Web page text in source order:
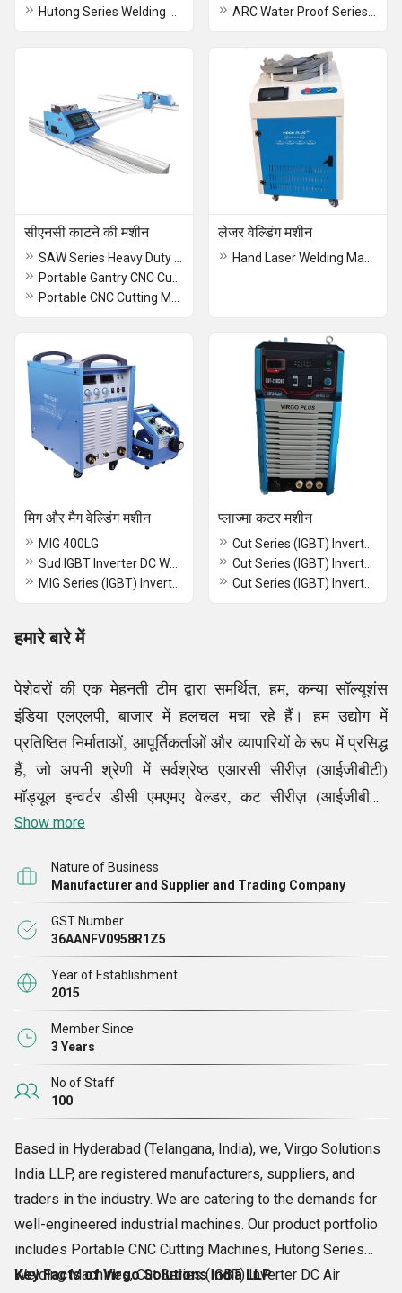
सीएनसी काटने की मशीन लेजर वेल्डिंग मशीन
मिग और मैग वेल्डिंग मशीन
MIG 400LG
प्लाज्मा कटर मशीन
हमारे बारे में
पेशेवरों की एक मेहनती टीम द्वारा समर्थित, हम, कन्या सॉल्यूशंस
इंडिया एलएलपी, बाजार में हलचल मचा रहे हैं। हम उद्योग में
प्रतिष्ठित निर्माताओं, आपूर्तिकर्ताओं और व्यापारियों के रूप में प्रसिद्ध
हैं, जो अपनी श्रेणी में सर्वश्रेष्ठ एआरसी सीरीज़ (आईजीबीटी)
मॉड्यूल इन्वर्टर डीसी एमएमए वेल्डर, कट सीरीज़ (आईजीबीटी)
इन्वर्टर डीसी एयर प्लाज्मा कटर, हटोंग सीरीज़ वेल्डिंग मशीन,
नवीनतम बाजार के रुझान और ग्राहकों की मांगों के अनुसार पूरी
तरह से डिज़ाइन किए गए, हमारे सभी उत्पाद लागत-योग्य साबित होते
हैं। उच्च टिकाऊपन, असाधारण मजबूती, शानदार कार्यक्षमता, उच्च
प्रदर्शन, और क्षरण प्रतिरोध कुछ ऐसी विशेषताएं हैं जो हमारे उत्पादों
को बाजार में अलग करती हैं, जिससे हम ग्राहकों की जरूरतों को पूरा
करने के लिए उनकी प्रमुख पसंद बन जाते हैं।
2015 से, हम अपने ग्राहकों को हमारे द्वारा निवेश किए जाने वाले
बहुमूल्य विश्वास और धन के लिए सर्वश्रेष्ठ पेशकश करने के लिए
लगातार प्रयास कर रहे हैं। आज, हम कारोबार में एक दशक पूरा
करने के करीब हैं और एक बड़े ग्राहक के समर्थन का आनंद ले रहे
हैं।
Show more
Nature of Business
Manufacturer and Supplier and Trading Company
GST Number
36AANFV0958R1Z5
Year of Establishment
2015
Member Since
3 Years
No of Staff
100
Based in Hyderabad (Telangana, India), we, Virgo Solutions
India LLP, are registered manufacturers, suppliers, and
traders in the industry. We are catering to the demands for
well-engineered industrial machines. Our product portfolio
includes Portable CNC Cutting Machines, Hutong Series
Welding Machines, Cut Series (IGBT) Inverter DC Air
Key Facts of Virgo Solutions India LLP